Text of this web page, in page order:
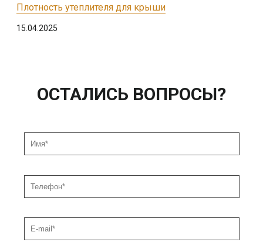
Плотность утеплителя для крыши
15.04.2025
ОСТАЛИСЬ ВОПРОСЫ?